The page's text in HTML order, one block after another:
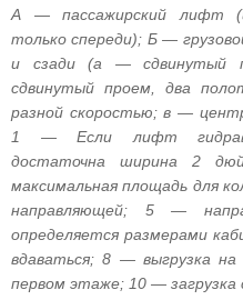
А — пассажирский лифт
только спереди); Б —
и сзади (а — сдвинутый
сдвинутый проем, два
разной скоростью; в —
1 — Если лифт
достаточна ширина 2
максимальная площадь для
направляющей; 5 —
определяется размерами
вдаваться; 8 — выгрузка
первом этаже; 10 —